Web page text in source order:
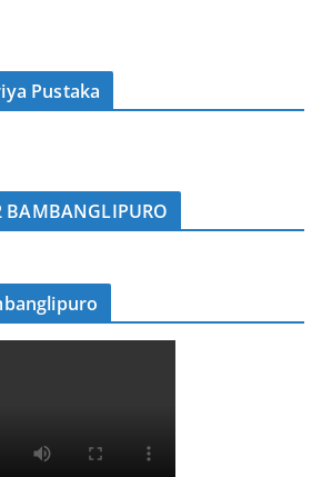
Pustaka
BAMBANGLIPURO